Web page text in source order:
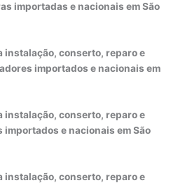
importadas e nacionais em São
instalação, conserto, reparo e
importados e nacionais em
instalação, conserto, reparo e
importados e nacionais em São
instalação, conserto, reparo e